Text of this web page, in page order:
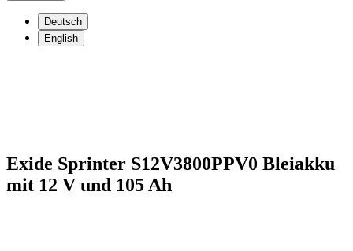
Deutsch
English
Exide Sprinter S12V3800PPV0 Bleiakku
mit 12 V und 105 Ah